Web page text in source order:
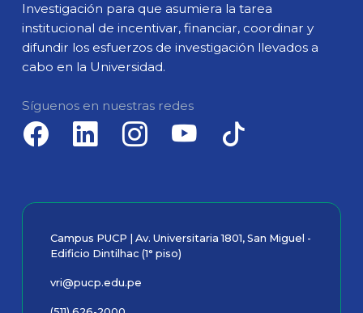
Investigación para que asumiera la tarea
institucional de incentivar, financiar, coordinar y
difundir los esfuerzos de investigación llevados a
cabo en la Universidad.
Síguenos en nuestras redes
Campus PUCP | Av. Universitaria 1801, San Miguel -
Edificio Dintilhac (1° piso)
vri@pucp.edu.pe